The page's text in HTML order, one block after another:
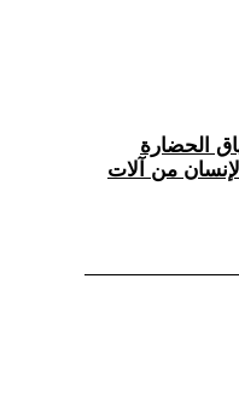
الحضارة
من آلات